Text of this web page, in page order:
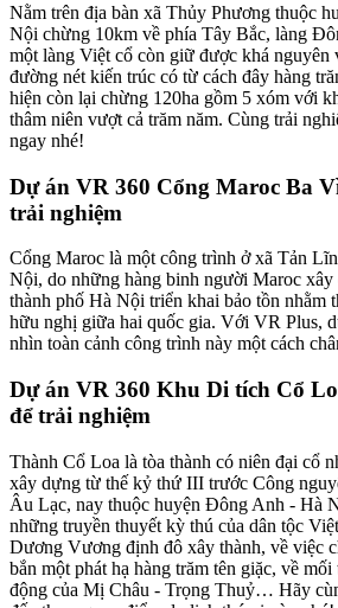
Nằm trên địa bàn xã Thủy Phương thuộc
Nội chừng 10km về phía Tây Bắc, làng
một làng Việt cổ còn giữ được khá nguyên
đường nét kiến trúc có từ cách đây hàng
hiện còn lại chừng 120ha gồm 5 xóm với
thâm niên vượt cả trăm năm. Cùng trải
ngay nhé!
Dự án VR 360 Cổng Maroc Ba
trải nghiệm
Cổng Maroc là một công trình ở xã Tản
Nội, do những hàng binh người Maroc
thành phố Hà Nội triển khai bảo tồn nhằm
hữu nghị giữa hai quốc gia. Với VR Plus,
nhìn toàn cảnh công trình này một cách
Dự án VR 360 Khu Di tích Cổ
để trải nghiệm
Thành Cổ Loa là tòa thành có niên đại cổ
xây dựng từ thế kỷ thứ III trước Công
Âu Lạc, nay thuộc huyện Đông Anh - Hà
những truyền thuyết kỳ thú của dân tộc
Dương Vương định đô xây thành, về việc
bắn một phát hạ hàng trăm tên giặc, về
động của Mị Châu - Trọng Thuỷ… Hãy